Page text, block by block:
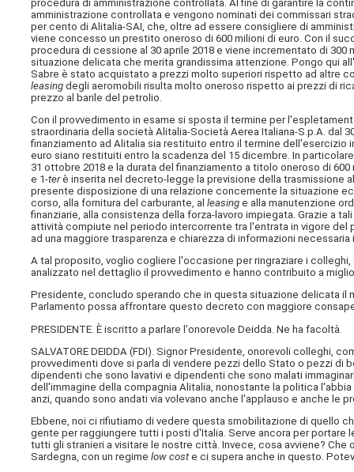
procedura di amministrazione controllata. Al fine di garantire la
amministrazione controllata e vengono nominati dei commissari
per cento di Alitalia-SAI, che, oltre ad essere consigliere di
viene concesso un prestito oneroso di 600 milioni di euro. Con il
procedura di cessione al 30 aprile 2018 e viene incrementato di
situazione delicata che merita grandissima attenzione. Pongo qui
Sabre è stato acquistato a prezzi molto superiori rispetto ad altre
leasing degli aeromobili risulta molto oneroso rispetto ai prezzi di
prezzo al barile del petrolio.
Con il provvedimento in esame si sposta il termine per
straordinaria della società Alitalia-Società Aerea Italiana-S.p.A. dal
finanziamento ad Alitalia sia restituito entro il termine dell'esercizio
euro siano restituiti entro la scadenza del 15 dicembre. In
31 ottobre 2018 e la durata del finanziamento a titolo oneroso di
e 1-terè inserita nel decreto-legge la previsione della trasmissione
presente disposizione di una relazione concernente la situazione
corso, alla fornitura del carburante, alleasing e alla manutenzione
finanziarie, alla consistenza della forza-lavoro impiegata. Grazie a
attività compiute nel periodo intercorrente tra l'entrata in vigore
ad una maggiore trasparenza e chiarezza di informazioni
A tal proposito, voglio cogliere l'occasione per ringraziare i
analizzato nel dettaglio il provvedimento e hanno contribuito a
Presidente, concludo sperando che in questa situazione delicata il
Parlamento possa affrontare questo decreto con maggiore
PRESIDENTE. È iscritto a parlare l'onorevole Deidda. Ne ha facoltà.
SALVATORE DEIDDA (FDI). Signor Presidente, onorevoli colleghi,
provvedimenti dove si parla di vendere pezzi dello Stato o pezzi
dipendenti che sono lavativi e dipendenti che sono malati
dell'immagine della compagnia Alitalia, nonostante la politica
anzi, quando sono andati via volevano anche l'applauso e anche le
Ebbene, noi ci rifiutiamo di vedere questa smobilitazione di quello
gente per raggiungere tutti i posti d'Italia. Serve ancora per
tutti gli stranieri a visitare le nostre città. Invece, cosa avviene? Che
Sardegna, con un regimelow coste ci supera anche in questo.